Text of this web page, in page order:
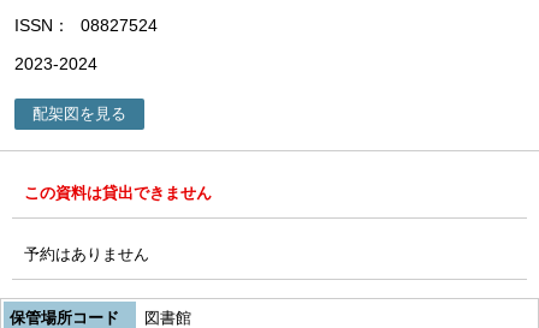
ISSN
08827524
2023-2024
配架図を見る
この資料は貸出できません
予約はありません
保管場所コード
図書館